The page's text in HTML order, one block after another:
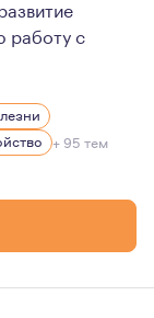
работу с
большой
+ 95 тем